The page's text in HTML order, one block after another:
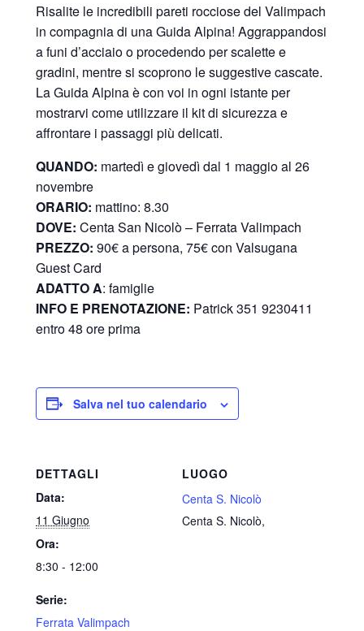
Risalite le incredibili pareti rocciose del Valimpach
in compagnia di una Guida Alpina! Aggrappandosi
a funi d’acciaio o procedendo per scalette e
gradini, mentre si scoprono le suggestive cascate.
La Guida Alpina è con voi in ogni istante per
mostrarvi come utilizzare il kit di sicurezza e
affrontare i passaggi più delicati.
QUANDO: martedì e giovedì dal 1 maggio al 26
novembre
ORARIO: mattino: 8.30
DOVE: Centa San Nicolò – Ferrata Valimpach
PREZZO: 90€ a persona, 75€ con Valsugana
Guest Card
ADATTO A: famiglie
INFO E PRENOTAZIONE: Patrick 351 9230411
entro 48 ore prima
Salva nel tuo calendario
DETTAGLI
Data:
11 Giugno
Ora:
8:30 - 12:00
Serie:
Ferrata Valimpach
LUOGO
Centa S. Nicolò
Centa S. Nicolò,